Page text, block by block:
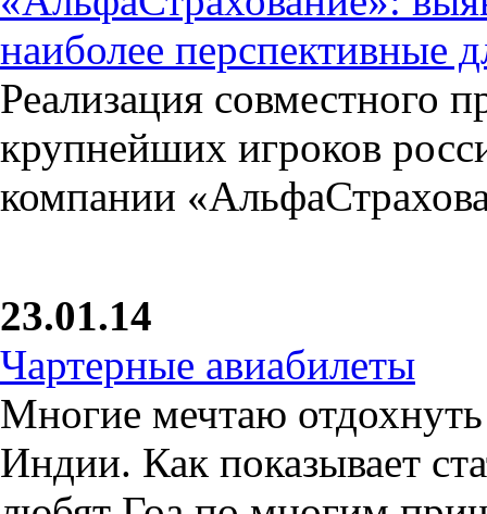
наиболее перспективные
Реализация совместного
крупнейших игроков
компании
23.01.14
Чартерные авиабилеты
Многие мечтаю
Индии. Как показывает